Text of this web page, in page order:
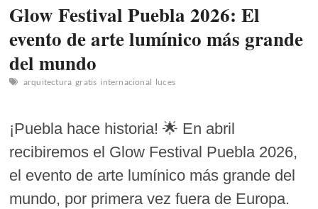
Glow Festival Puebla 2026: El
evento de arte lumínico más grande
del mundo
arquitectura gratis internacional luces
¡Puebla hace historia! 🌟 En abril
recibiremos el Glow Festival Puebla 2026,
el evento de arte lumínico más grande del
mundo, por primera vez fuera de Europa.